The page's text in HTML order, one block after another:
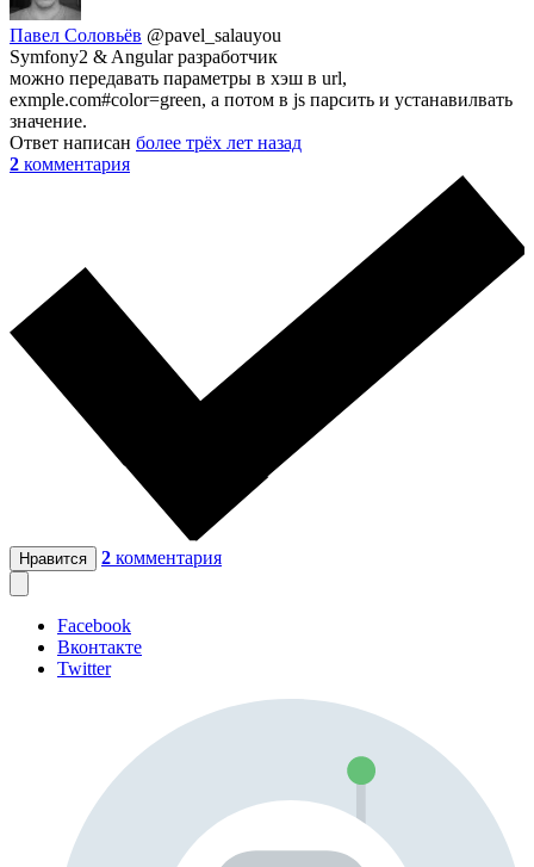
Павел Соловьёв @pavel_salauyou
Symfony2 & Angular разработчик
можно передавать параметры в хэш в url,
exmple.com#color=green, а потом в js парсить и устанавилвать
значение.
Ответ написан более трёх лет назад
2 комментария
Нравится 2 комментария
Facebook
Вконтакте
Twitter